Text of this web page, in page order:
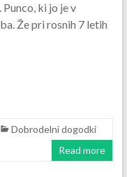
ki jo je v
Že pri rosnih 7 letih
Dobrodelni dogodki
Read more